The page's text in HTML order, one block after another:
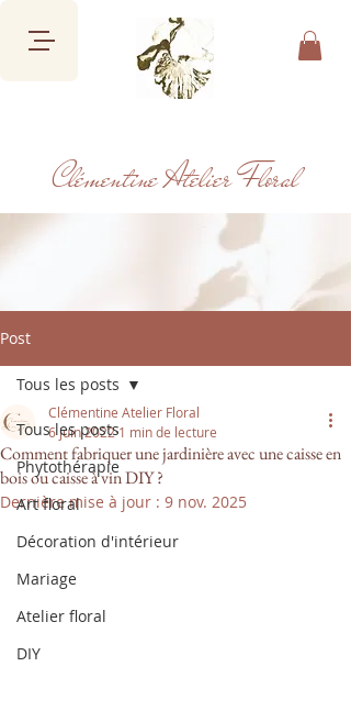
Clémentine Atelier Floral
Post
Tous les posts
Phytothérapie
Art floral
Décoration d'intérieur
Mariage
Atelier floral
DIY
Tous les posts
Comment fabriquer une jardinière avec une caisse en
bois ou caisse à vin DIY ?
Clémentine Atelier Floral
6 juin 2022 1 min de lecture
Dernière mise à jour : 9 nov. 2025